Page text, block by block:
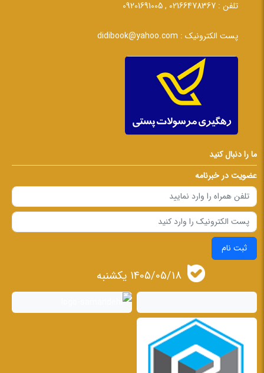
تلفن : 02166478367 , 09201691005
پست الکترونیک : didibook@yahoo.com
ما را دنبال کنید
عضویت در خبرنامه
ثبت نام
1405/05/18 يكشنبه